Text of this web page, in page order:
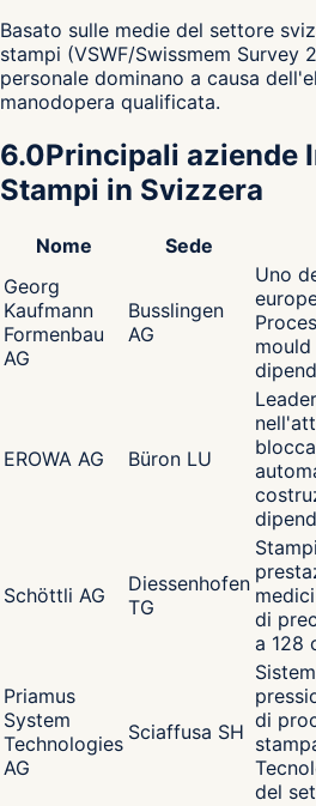
Basato sulle medie del settore
stampi (VSWF/Swissmem Survey
personale dominano a causa
manodopera qualificata.
6.0Principali aziende
Stampi in Svizzera
Nome Sede
Georg
Kaufmann
Formenbau
AG
Busslingen
AG
Uno
EROWA AG Büron LU
Schöttli AG
Diessenhofen
TG
di
a 128
Priamus
System
Technologies
AG
Sciaffusa SH di
del